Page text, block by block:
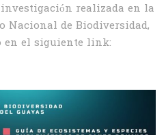
investigación realizada en la
de Biodiversidad,
en el siguiente link: